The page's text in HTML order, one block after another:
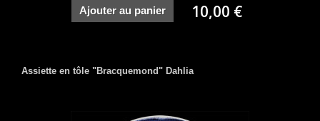
Ajouter au panier 10,00 €
Assiette en tôle "Bracquemond" Dahlia